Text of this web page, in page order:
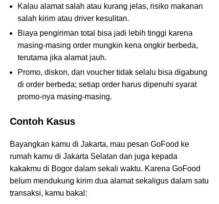
Kalau alamat salah atau kurang jelas, risiko makanan
salah kirim atau driver kesulitan.
Biaya pengiriman total bisa jadi lebih tinggi karena
masing-masing order mungkin kena ongkir berbeda,
terutama jika alamat jauh.
Promo, diskon, dan voucher tidak selalu bisa digabung
di order berbeda; setiap order harus dipenuhi syarat
promo-nya masing-masing.
Contoh Kasus
Bayangkan kamu di Jakarta, mau pesan GoFood ke
rumah kamu di Jakarta Selatan dan juga kepada
kakakmu di Bogor dalam sekali waktu. Karena GoFood
belum mendukung kirim dua alamat sekaligus dalam satu
transaksi, kamu bakal: